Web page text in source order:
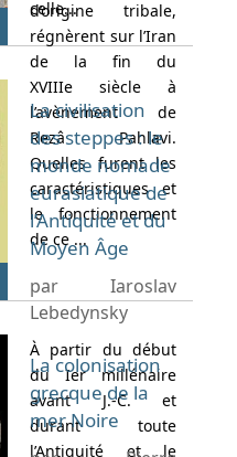
celle...
d’origine tribale,
régnèrent sur l’Iran
de la fin du
XVIIIe siècle à
l’avènement de
Rezâ Pahlavi.
Quelles furent les
caractéristiques et
le fonctionnement
de ce ...
La civilisation
des steppes : le
monde nomade
eurasiatique de
l’Antiquité et du
Moyen Âge
par Iaroslav
Lebedynsky
À partir du début
du Ier millénaire
avant J.-C. et
durant toute
l’Antiquité et le
La colonisation
grecque de la
mer Noire